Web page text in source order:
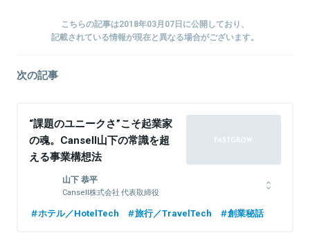
こちらの記事は2018年03月07日に公開しており、
記載されている情報が現在と異なる場合がございます。
次の記事
“課題のユニークさ”こそ起業家
の魂。Cansell山下の常識を超
える事業構想法
山下 恭平
Cansell株式会社 代表取締役
1985年生まれ。神奈川県横浜市出身。大学院修了後、2010年にシ
ステムインテグレーション会社のネットワークエンジニアとしてキ
ホテル／HotelTech 旅行／TravelTech 創業秘話